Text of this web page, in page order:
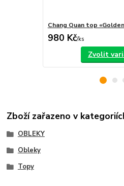
Chang Quan top
980 Kč/ks
Zvolit
Zboží zařazeno v
OBLEKY
Obleky
Topy